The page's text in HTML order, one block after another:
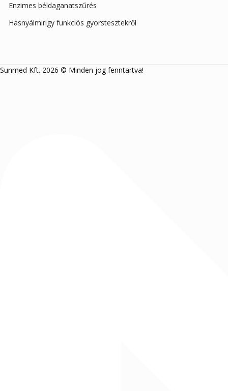
Enzimes béldaganatszűrés
Hasnyálmirigy funkciós gyorstesztekről
Sunmed Kft. 2026 © Minden jog fenntartva!